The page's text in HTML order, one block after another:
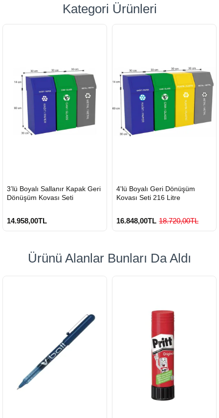
Kategori Ürünleri
GÖNDERİ
3’lü Boyalı Sallanır Kapak Geri
Dönüşüm Kovası Seti
14.958,00TL
GÖNDERİ
4'lü Boyalı Geri Dönüşüm
Kovası Seti 216 Litre
16.848,00TL 18.720,00TL
Ürünü Alanlar Bunları Da Aldı